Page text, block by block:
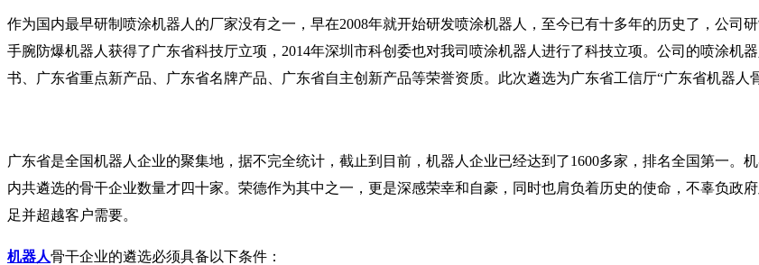
作为国内最早研制喷涂机器人的厂家没有之一，早在2008年就开始研发喷涂机器人，至今已有十多年的历史了，公司
手腕防爆机器人获得了广东省科技厅立项，2014年深圳市科创委也对我司喷涂机器人进行了科技立项。公司的喷涂机
书、广东省重点新产品、广东省名牌产品、广东省自主创新产品等荣誉资质。此次遴选为广东省工信厅“广东省机器人
广东省是全国机器人企业的聚集地，据不完全统计，截止到目前，机器人企业已经达到了1600多家，排名全国第一。
内共遴选的骨干企业数量才四十家。荣德作为其中之一，更是深感荣幸和自豪，同时也肩负着历史的使命，不辜负政
足并超越客户需要。
机器人骨干企业的遴选必须具备以下条件：